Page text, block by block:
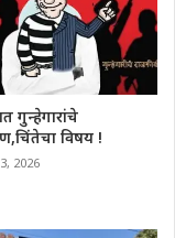
गुन्हेगारांचे
विषय !
2026